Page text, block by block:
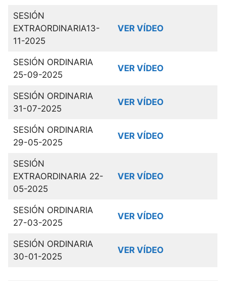
SESIÓN
EXTRAORDINARIA13-
11-2025
VER VÍDEO
SESIÓN ORDINARIA
25-09-2025
VER VÍDEO
SESIÓN ORDINARIA
31-07-2025
VER VÍDEO
SESIÓN ORDINARIA
29-05-2025
VER VÍDEO
SESIÓN
EXTRAORDINARIA 22-
05-2025
VER VÍDEO
SESIÓN ORDINARIA
27-03-2025
VER VÍDEO
SESIÓN ORDINARIA
30-01-2025
VER VÍDEO